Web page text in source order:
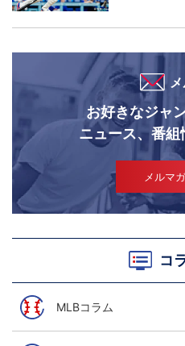
お好きなジャ
ニュース、番組
メルマ
コ
MLBコラム